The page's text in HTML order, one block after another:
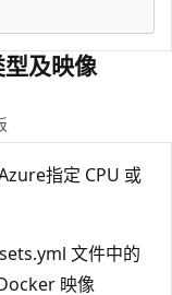
及映像
指定 CPU 或
文件中的
映像